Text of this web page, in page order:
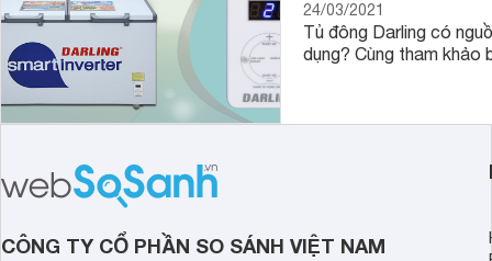
24/03/2021
Tủ đông Darling có
dụng? Cùng tham khảo
CÔNG TY CỔ PHẦN SO SÁNH VIỆT NAM